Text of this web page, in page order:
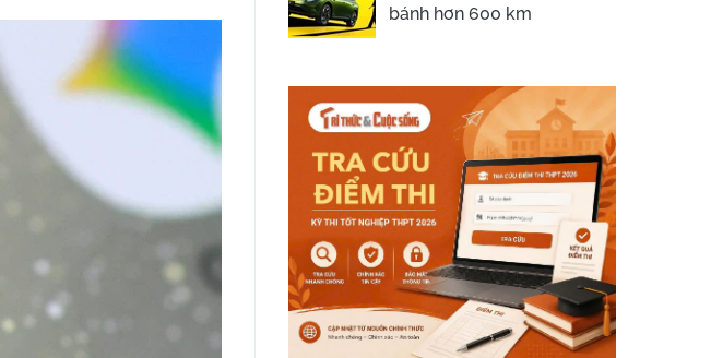
bánh hơn 600 km